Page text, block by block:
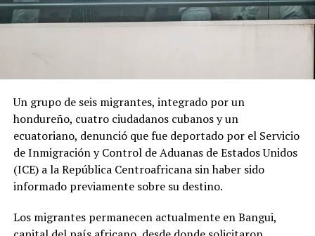
«Por los anuncios que ha hecho se nota que va a ser
como de una mano fuerte, ojalá que no vaya a haber una
nueva violencia», declaró a AFP Óscar Obando, un
trabajador de 67 años que se dedica a redactar
documentos en las calles de Cali utilizando una máquina
de escribir.
Un grupo de seis migrantes, integrado por un
hondureño, cuatro ciudadanos cubanos y un
ecuatoriano, denunció que fue deportado por el Servicio
de Inmigración y Control de Aduanas de Estados Unidos
(ICE) a la República Centroafricana sin haber sido
informado previamente sobre su destino.
Los migrantes permanecen actualmente en Bangui,